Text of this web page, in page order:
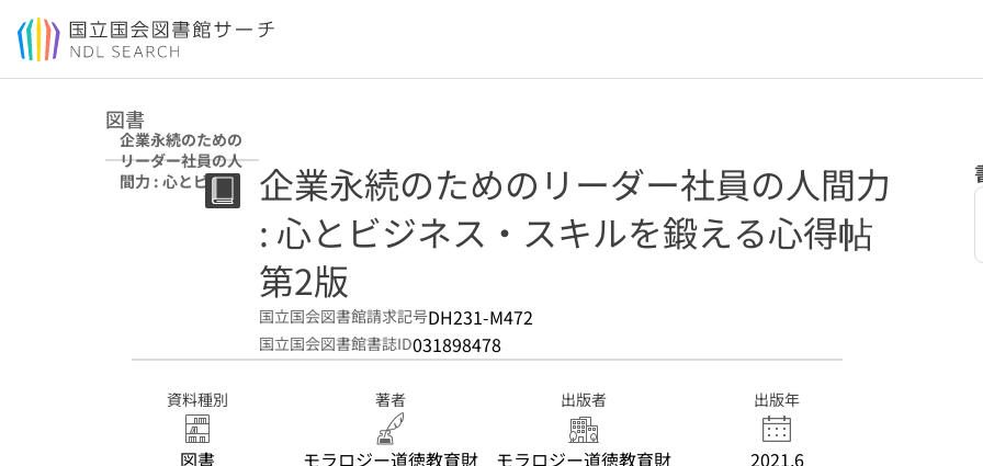
本文へ移動
図書
企業永続のための
リーダー社員の人
間力 : 心とビジネ
ス・スキルを鍛え
企業永続のためのリーダー社員の人間力
: 心とビジネス・スキルを鍛える心得帖
第2版
国立国会図書館請求記号DH231-M472
国立国会図書館書誌ID031898478
資料種別
図書
著者
モラロジー道徳教育財
出版者
モラロジー道徳教育財
出版年
2021.6